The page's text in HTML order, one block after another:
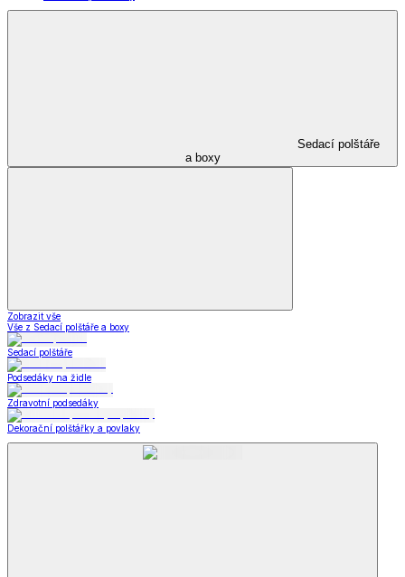
Sedací polštáře
a boxy
Zobrazit vše
Vše z Sedací polštáře a boxy
Sedací polštáře
Podsedáky na židle
Zdravotní podsedáky
Dekorační polštářky a povlaky